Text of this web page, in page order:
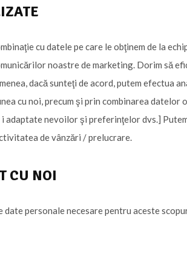
cu datele pe care le obţinem de la
noastre de marketing. Dorim să
dacă sunteţi de acord, putem efectua
cu noi, precum şi prin combinarea
adaptate nevoilor şi preferinţelor dvs.]
de vânzări / prelucrare.
CU NOI
personale necesare pentru aceste